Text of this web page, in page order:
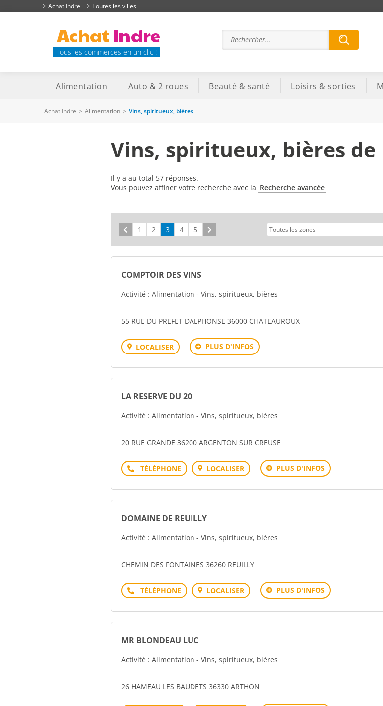
Achat Indre Toutes les villes
AchatIndre
Tous les commerces en un clic !
Alimentation Auto & 2 roues Beauté & santé Loisirs & sorties
Achat Indre > Alimentation > Vins, spiritueux, bières
Vins, spiritueux, bières
Il y a au total 57 réponses.
Vous pouvez affiner votre recherche avec la Recherche avancée
Précédent
1 2 3 4 5
COMPTOIR DES VINS
Activité : Alimentation - Vins, spiritueux, bières
55 RUE DU PREFET DALPHONSE 36000 CHATEAUROUX
LOCALISER PLUS D'INFOS
LA RESERVE DU 20
Activité : Alimentation - Vins, spiritueux, bières
20 RUE GRANDE 36200 ARGENTON SUR CREUSE
Téléphone LOCALISER PLUS D'INFOS
DOMAINE DE REUILLY
Activité : Alimentation - Vins, spiritueux, bières
CHEMIN DES FONTAINES 36260 REUILLY
Téléphone LOCALISER PLUS D'INFOS
MR BLONDEAU LUC
Activité : Alimentation - Vins, spiritueux, bières
26 HAMEAU LES BAUDETS 36330 ARTHON